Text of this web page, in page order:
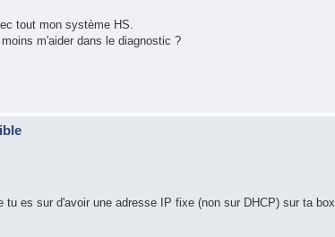
tout mon système HS.
m'aider dans le diagnostic ?
tu es sur d'avoir une adresse IP fixe (non sur DHCP) sur ta box